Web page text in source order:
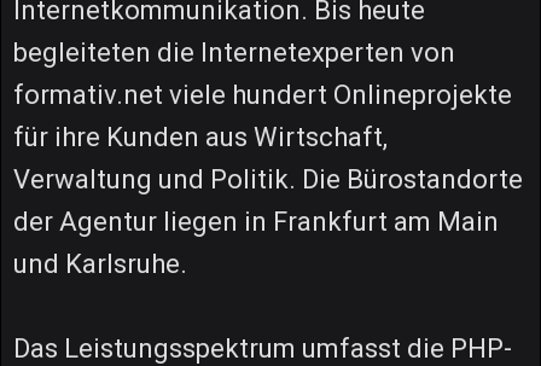
Internetkommunikation. Bis heute
begleiteten die Internetexperten von
formativ.net viele hundert Onlineprojekte
für ihre Kunden aus Wirtschaft,
Verwaltung und Politik. Die Bürostandorte
der Agentur liegen in Frankfurt am Main
und Karlsruhe.
Das Leistungsspektrum umfasst die PHP-